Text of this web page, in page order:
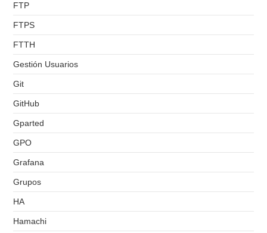
FTP
FTPS
FTTH
Gestión Usuarios
Git
GitHub
Gparted
GPO
Grafana
Grupos
HA
Hamachi